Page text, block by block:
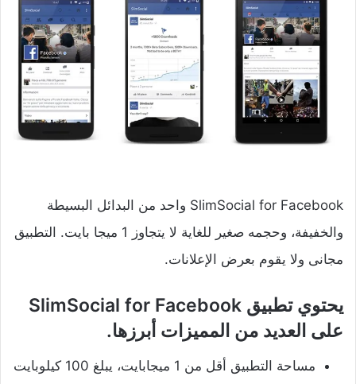
SlimSocial for Facebook واحد من البدائل البسيطة
والخفيفة، وحجمه صغير للغاية لا يتجاوز 1 ميجا بايت. التطبيق
مجانى ولا يقوم بعرض الإعلانات.
يحتوي تطبيق SlimSocial for Facebook
على العديد من المميزات أبرزها.
مساحة التطبيق أقل من 1 ميجابايت، يبلغ 100 كيلوبايت